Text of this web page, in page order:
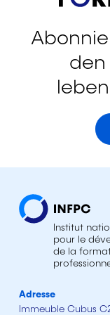
den
Institut
pour le
de la
Adresse
Immeuble Cubus